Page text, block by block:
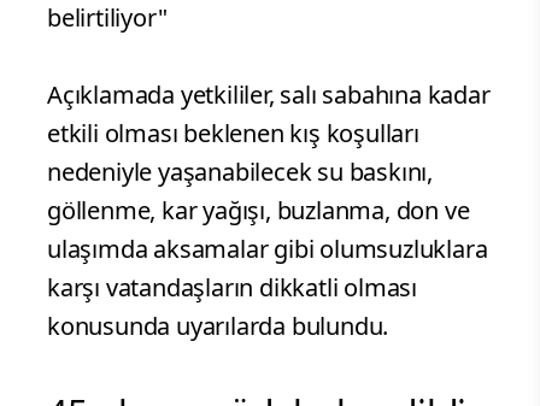
belirtiliyor"
Açıklamada yetkililer, salı sabahına kadar
etkili olması beklenen kış koşulları
nedeniyle yaşanabilecek su baskını,
göllenme, kar yağışı, buzlanma, don ve
ulaşımda aksamalar gibi olumsuzluklara
karşı vatandaşların dikkatli olması
konusunda uyarılarda bulundu.